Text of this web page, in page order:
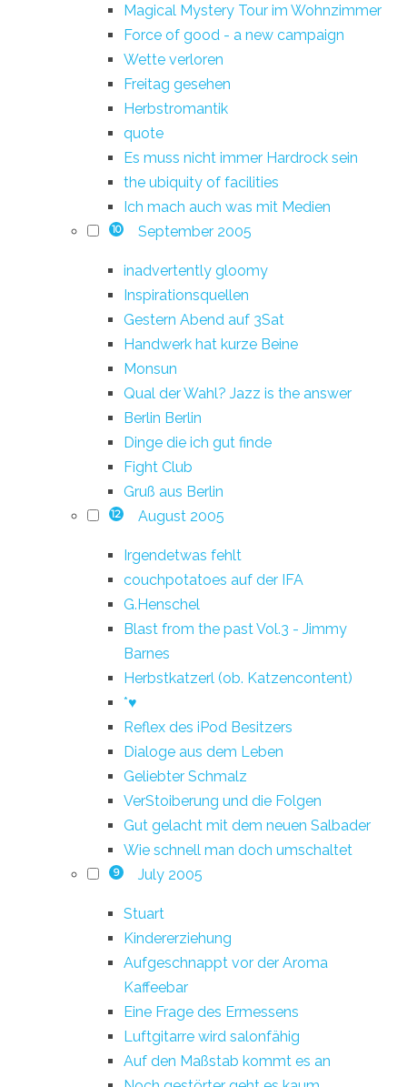
Magical Mystery Tour im Wohnzimmer
Force of good - a new campaign
Wette verloren
Freitag gesehen
Herbstromantik
quote
Es muss nicht immer Hardrock sein
the ubiquity of facilities
Ich mach auch was mit Medien
10 September 2005
inadvertently gloomy
Inspirationsquellen
Gestern Abend auf 3Sat
Handwerk hat kurze Beine
Monsun
Qual der Wahl? Jazz is the answer
Berlin Berlin
Dinge die ich gut finde
Fight Club
Gruß aus Berlin
12 August 2005
Irgendetwas fehlt
couchpotatoes auf der IFA
G.Henschel
Blast from the past Vol.3 - Jimmy
Barnes
Herbstkatzerl (ob. Katzencontent)
*♥
Reflex des iPod Besitzers
Dialoge aus dem Leben
Geliebter Schmalz
VerStoiberung und die Folgen
Gut gelacht mit dem neuen Salbader
Wie schnell man doch umschaltet
9 July 2005
Stuart
Kindererziehung
Aufgeschnappt vor der Aroma
Kaffeebar
Eine Frage des Ermessens
Luftgitarre wird salonfähig
Auf den Maßstab kommt es an